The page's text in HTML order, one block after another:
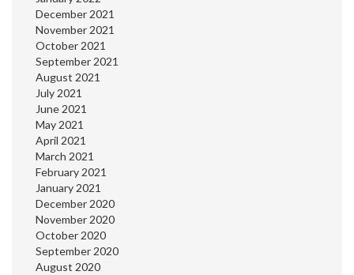
December 2021
November 2021
October 2021
September 2021
August 2021
July 2021
June 2021
May 2021
April 2021
March 2021
February 2021
January 2021
December 2020
November 2020
October 2020
September 2020
August 2020